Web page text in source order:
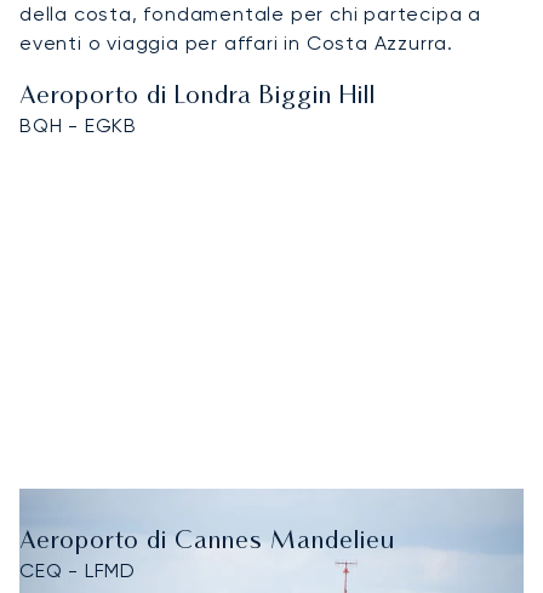
della costa, fondamentale per chi partecipa a
eventi o viaggia per affari in Costa Azzurra.
Aeroporto di Londra Biggin Hill
BQH - EGKB
Aeroporto di Cannes Mandelieu
CEQ - LFMD